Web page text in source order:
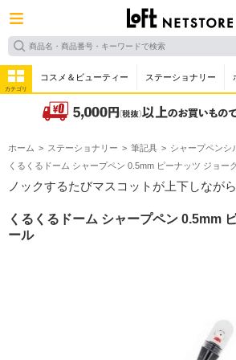
カテゴリ
コスメ＆ビューティー ステーショナリー
ホーム ステーショナリー 筆記具
シャープペンシ
くるくるドーム シャープペン 0.5mm ピーナッツ ジョー
ノックするたびマスコットが上下しなが
くるくるドーム シャープペン 0.5mm
ール